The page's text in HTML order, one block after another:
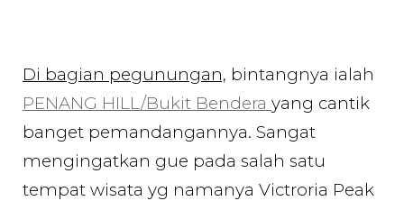
Di bagian pegunungan, bintangnya ialah
PENANG HILL/Bukit Bendera yang cantik
banget pemandangannya. Sangat
mengingatkan gue pada salah satu
tempat wisata yg namanya Victroria Peak